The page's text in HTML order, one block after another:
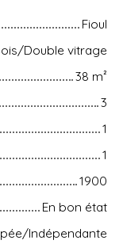
Fioul
Double vitrage
38 m²
3
1
1
1900
En bon état
Indépendante